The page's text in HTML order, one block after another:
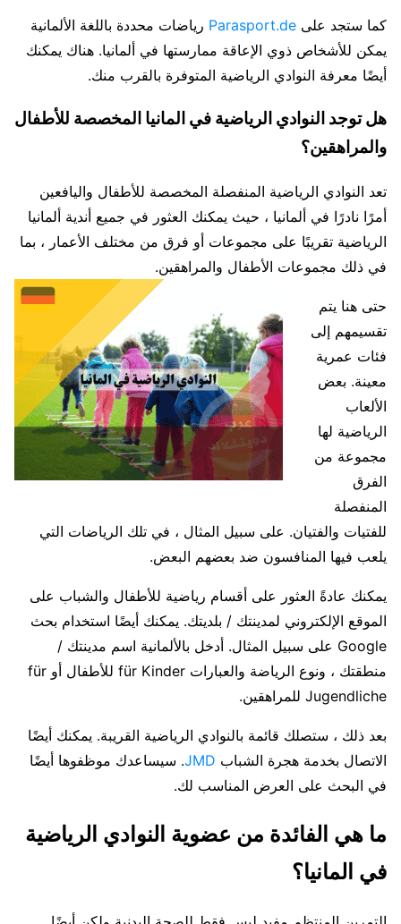
كما ستجد على Parasport.de رياضات محددة باللغة الألمانية
يمكن للأشخاص ذوي الإعاقة ممارستها في ألمانيا. هناك يمكنك
أيضًا معرفة النوادي الرياضية المتوفرة بالقرب منك.
هل توجد النوادي الرياضية في المانيا المخصصة للأطفال
والمراهقين؟
تعد النوادي الرياضية المنفصلة المخصصة للأطفال واليافعين
أمرًا نادرًا في ألمانيا ، حيث يمكنك العثور في جميع أندية ألمانيا
الرياضية تقريبًا على مجموعات أو فرق من مختلف الأعمار ، بما
في ذلك مجموعات الأطفال والمراهقين.
حتى هنا يتم
تقسيمهم إلى
فئات عمرية
معينة. بعض
الألعاب
الرياضية لها
مجموعة من
الفرق
المنفصلة
للفتيات والفتيان. على سبيل المثال ، في تلك الرياضات التي
يلعب فيها المنافسون ضد بعضهم البعض.
يمكنك عادةً العثور على أقسام رياضية للأطفال والشباب على
الموقع الإلكتروني لمدينتك / بلديتك. يمكنك أيضًا استخدام بحث
Google على سبيل المثال. أدخل بالألمانية اسم مدينتك /
منطقتك ، ونوع الرياضة والعبارات für Kinder للأطفال أو für
Jugendliche للمراهقين.
بعد ذلك ، ستصلك قائمة بالنوادي الرياضية القريبة. يمكنك أيضًا
الاتصال بخدمة هجرة الشباب JMD. سيساعدك موظفوها أيضًا
في البحث على العرض المناسب لك.
ما هي الفائدة من عضوية النوادي الرياضية
في المانيا؟